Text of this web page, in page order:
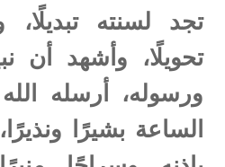
تجد لسنته
تحويلًا، وأشهد أن
ورسوله، أرسله
الساعة بشيرًا